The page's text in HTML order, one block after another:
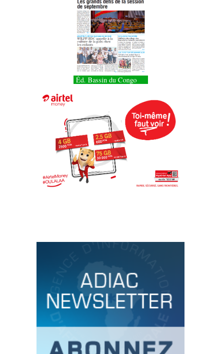
Éd. Bassin du Congo